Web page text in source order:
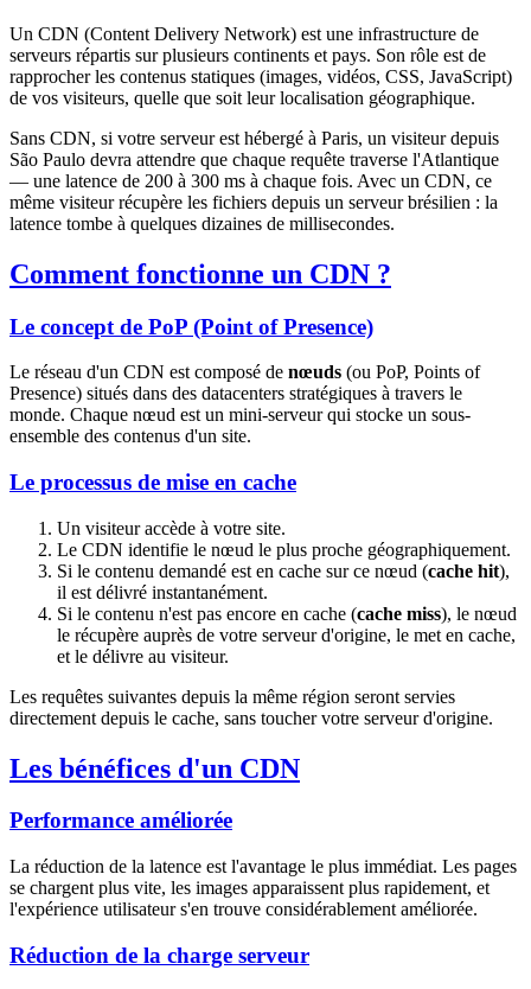
Un CDN (Content Delivery Network) est une infrastructure de
serveurs répartis sur plusieurs continents et pays. Son rôle est de
rapprocher les contenus statiques (images, vidéos, CSS, JavaScript)
de vos visiteurs, quelle que soit leur localisation géographique.
Sans CDN, si votre serveur est hébergé à Paris, un visiteur depuis
São Paulo devra attendre que chaque requête traverse l'Atlantique
— une latence de 200 à 300 ms à chaque fois. Avec un CDN, ce
même visiteur récupère les fichiers depuis un serveur brésilien : la
latence tombe à quelques dizaines de millisecondes.
Comment fonctionne un CDN ?
Le concept de PoP (Point of Presence)
Le réseau d'un CDN est composé de nœuds (ou PoP, Points of
Presence) situés dans des datacenters stratégiques à travers le
monde. Chaque nœud est un mini-serveur qui stocke un sous-
ensemble des contenus d'un site.
Le processus de mise en cache
Un visiteur accède à votre site.
Le CDN identifie le nœud le plus proche géographiquement.
Si le contenu demandé est en cache sur ce nœud (cache hit),
il est délivré instantanément.
Si le contenu n'est pas encore en cache (cache miss), le nœud
le récupère auprès de votre serveur d'origine, le met en cache,
et le délivre au visiteur.
Les requêtes suivantes depuis la même région seront servies
directement depuis le cache, sans toucher votre serveur d'origine.
Les bénéfices d'un CDN
Performance améliorée
La réduction de la latence est l'avantage le plus immédiat. Les pages
se chargent plus vite, les images apparaissent plus rapidement, et
l'expérience utilisateur s'en trouve considérablement améliorée.
Réduction de la charge serveur